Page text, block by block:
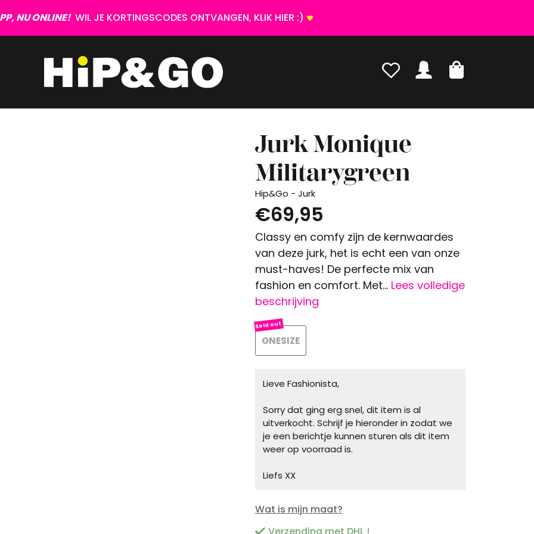
NU ONLINE! WIL JE KORTINGSCODES ONTVANGEN, KLIK HIER :)
Jurk Monique
Militarygreen
Hip&Go - Jurk
€69,95
Classy en comfy zijn de kernwaardes
van deze jurk, het is echt een van onze
must-haves! De perfecte mix van
fashion en comfort. Met... Lees volledige
beschrijving
ONESIZE
Lieve Fashionista,
Sorry dat ging erg snel, dit item is al
uitverkocht. Schrijf je hieronder in zodat we
je een berichtje kunnen sturen als dit item
weer op voorraad is.
Liefs XX
Wat is mijn maat?